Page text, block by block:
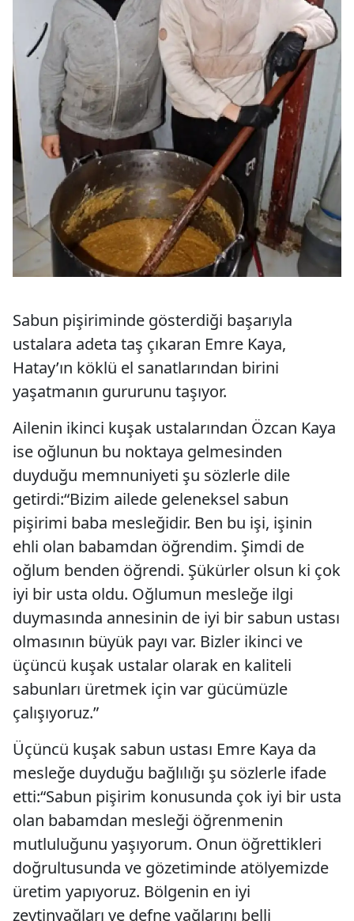
Sabun pişiriminde gösterdiği başarıyla
ustalara adeta taş çıkaran Emre Kaya,
Hatay’ın köklü el sanatlarından birini
yaşatmanın gururunu taşıyor.
Ailenin ikinci kuşak ustalarından Özcan Kaya
ise oğlunun bu noktaya gelmesinden
duyduğu memnuniyeti şu sözlerle dile
getirdi:“Bizim ailede geleneksel sabun
pişirimi baba mesleğidir. Ben bu işi, işinin
ehli olan babamdan öğrendim. Şimdi de
oğlum benden öğrendi. Şükürler olsun ki çok
iyi bir usta oldu. Oğlumun mesleğe ilgi
duymasında annesinin de iyi bir sabun ustası
olmasının büyük payı var. Bizler ikinci ve
üçüncü kuşak ustalar olarak en kaliteli
sabunları üretmek için var gücümüzle
çalışıyoruz.”
Üçüncü kuşak sabun ustası Emre Kaya da
mesleğe duyduğu bağlılığı şu sözlerle ifade
etti:“Sabun pişirim konusunda çok iyi bir usta
olan babamdan mesleği öğrenmenin
mutluluğunu yaşıyorum. Onun öğrettikleri
doğrultusunda ve gözetiminde atölyemizde
üretim yapıyoruz. Bölgenin en iyi
zeytinyağları ve defne yağlarını belli